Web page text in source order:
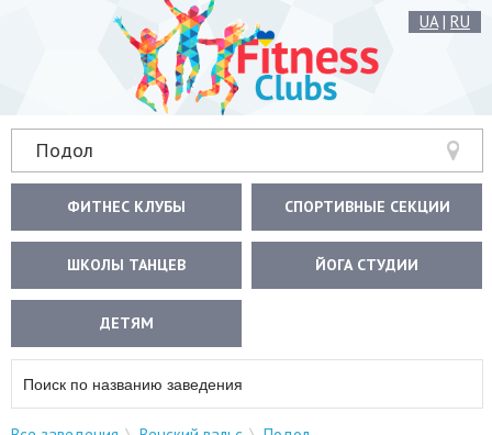
UA| RU
Подол
ФИТНЕС КЛУБЫ СПОРТИВНЫЕ СЕКЦИИ
ШКОЛЫ ТАНЦЕВ ЙОГА СТУДИИ
ДЕТЯМ